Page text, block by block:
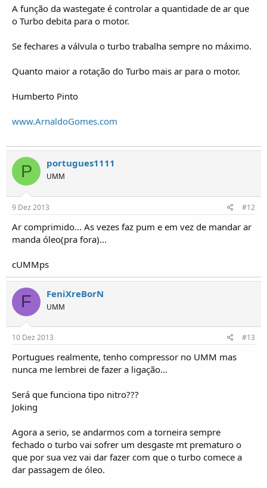
A função da wastegate é controlar a quantidade de ar que
o Turbo debita para o motor.
Se fechares a válvula o turbo trabalha sempre no máximo.
Quanto maior a rotação do Turbo mais ar para o motor.
Humberto Pinto
www.ArnaldoGomes.com
P portugues1111
UMM
9 Dez 2013 #12
Ar comprimido... As vezes faz pum e em vez de mandar ar
manda óleo(pra fora)...
cUMMps
F FeniXreBorN
UMM
10 Dez 2013 #13
Portugues realmente, tenho compressor no UMM mas
nunca me lembrei de fazer a ligação...
Será que funciona tipo nitro???
Joking
Agora a serio, se andarmos com a torneira sempre
fechado o turbo vai sofrer um desgaste mt prematuro o
que por sua vez vai dar fazer com que o turbo comece a
dar passagem de óleo.